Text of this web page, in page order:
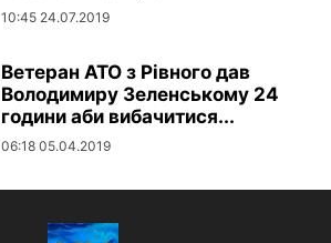
10:45 24.07.2019
Ветеран АТО з Рівного дав
Володимиру Зеленському 24
години аби вибачитися...
06:18 05.04.2019